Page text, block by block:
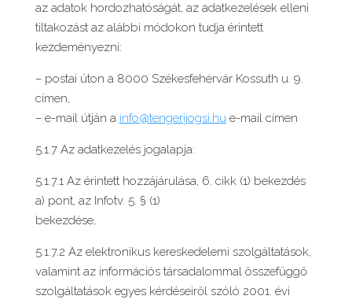
az adatok hordozhatóságát, az adatkezelések elleni
tiltakozást az alábbi módokon tudja érintett
kezdeményezni:
– postai úton a 8000 Székesfehérvár Kossuth u. 9.
címen,
– e-mail útján a info@tengerijogsi.hue-mail címen
5.1.7 Az adatkezelés jogalapja:
5.1.7.1 Az érintett hozzájárulása, 6. cikk (1) bekezdés
a) pont, az Infotv. 5. § (1)
bekezdése,
5.1.7.2 Az elektronikus kereskedelemi szolgáltatások,
valamint az információs társadalommal összefüggő
szolgáltatások egyes kérdéseiről szóló 2001. évi